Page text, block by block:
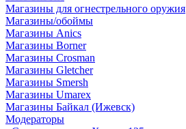
Магазины для огнестрельного оружия
Магазины/обоймы
Магазины Anics
Магазины Borner
Магазины Crosman
Магазины Gletcher
Магазины Smersh
Магазины Umarex
Магазины Байкал (Ижевск)
Модераторы